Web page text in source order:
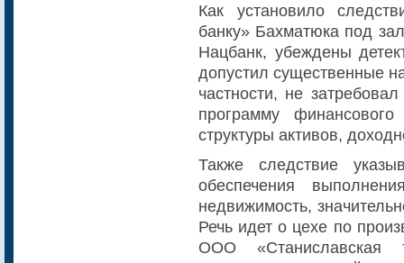
Как установило
банку» Бахматюка под
Нацбанк, убеждены
допустил существенные
частности, не
программу
структуры активов,
Также следствие
обеспечения
недвижимость,
Речь идет о цехе по
ООО «Станиславская